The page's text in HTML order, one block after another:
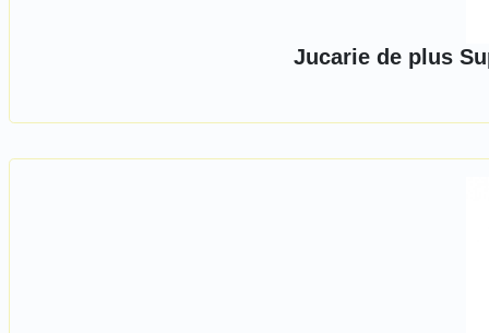
Jucarie de plus